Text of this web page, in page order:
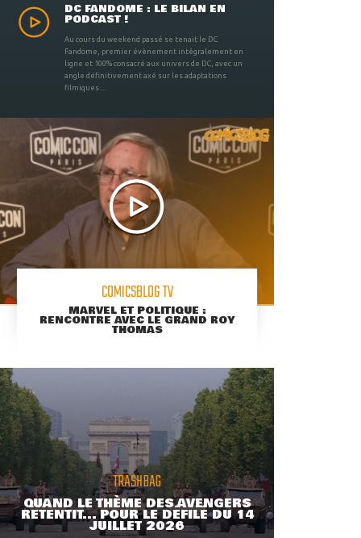
DC FANDOME : LE BILAN EN
PODCAST !
Au cours du weekend passé se tenait le DC
Fandome, premier évènement intégralement en
ligne et 100% consacré aux univers de DC, avec un
angle définitivement axé sur les adaptations
filmiques ...
COMICSBLOG TV
MARVEL ET POLITIQUE :
RENCONTRE AVEC LE GRAND ROY
THOMAS
TRASHBAG
QUAND LE THÈME DES AVENGERS
RETENTIT... POUR LE DÉFILÉ DU 14
JUILLET 2026